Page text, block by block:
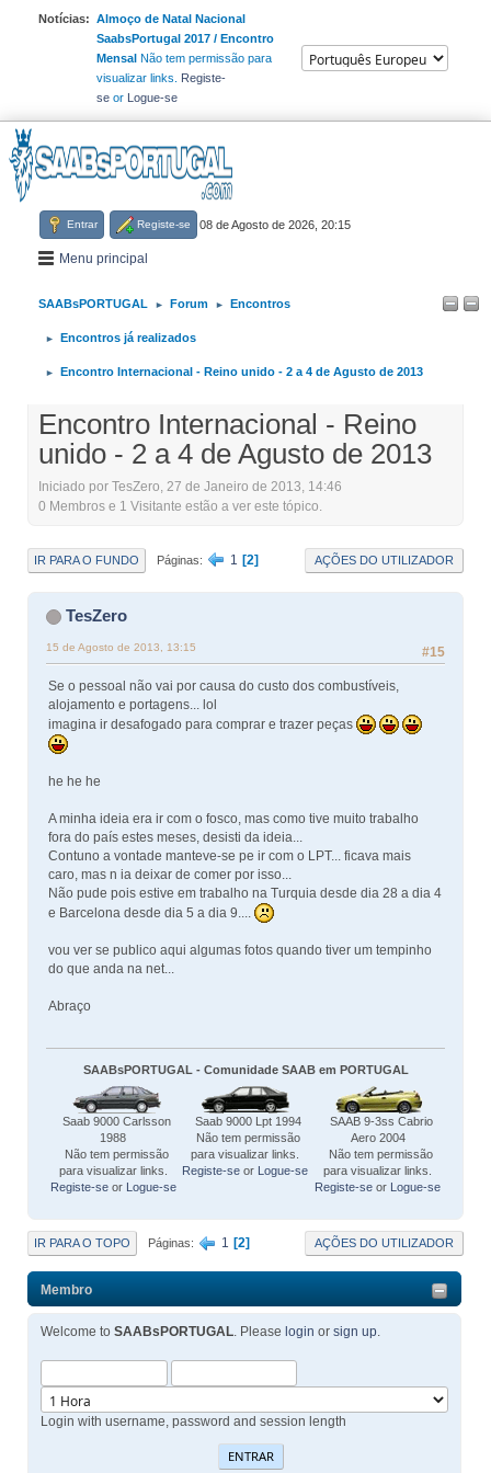
Notícias: Almoço de Natal Nacional
SaabsPortugal 2017 / Encontro
MensalNão tem permissão para
visualizar links. Registe-
se or Logue-se
08 de Agosto de 2026, 20:15
Entrar Registe-se
Menu principal
SAABsPORTUGAL ► Forum ► Encontros
► Encontros já realizados
► Encontro Internacional - Reino unido - 2 a 4 de Agusto de 2013
Membro
Welcome toSAABsPORTUGAL. Please login orsign up.
Login with username, password and session length
Encontro Internacional - Reino
unido - 2 a 4 de Agusto de 2013
Iniciado por TesZero, 27 de Janeiro de 2013, 14:46
0 Membros e 1 Visitante estão a ver este tópico.
IR PARA O FUNDO Páginas 1 2 AÇÕES DO UTILIZADOR
TesZero
#15
15 de Agosto de 2013, 13:15
Se o pessoal não vai por causa do custo dos combustíveis,
alojamento e portagens... lol
imagina ir desafogado para comprar e trazer peças
he he he
A minha ideia era ir com o fosco, mas como tive muito trabalho
fora do país estes meses, desisti da ideia...
Contuno a vontade manteve-se pe ir com o LPT... ficava mais
caro, mas n ia deixar de comer por isso...
Não pude pois estive em trabalho na Turquia desde dia 28 a dia 4
e Barcelona desde dia 5 a dia 9....
vou ver se publico aqui algumas fotos quando tiver um tempinho
do que anda na net...
Abraço
SAABsPORTUGAL - Comunidade SAAB em PORTUGAL
Saab 9000 Carlsson
1988
Não tem permissão
para visualizar links.
Registe-seor Logue-se
Saab 9000 Lpt 1994
Não tem permissão
para visualizar links.
Registe-se or Logue-se
SAAB 9-3ss Cabrio
Aero 2004
Não tem permissão
para visualizar links.
Registe-se or Logue-se
IR PARA O TOPO Páginas 1 2 AÇÕES DO UTILIZADOR